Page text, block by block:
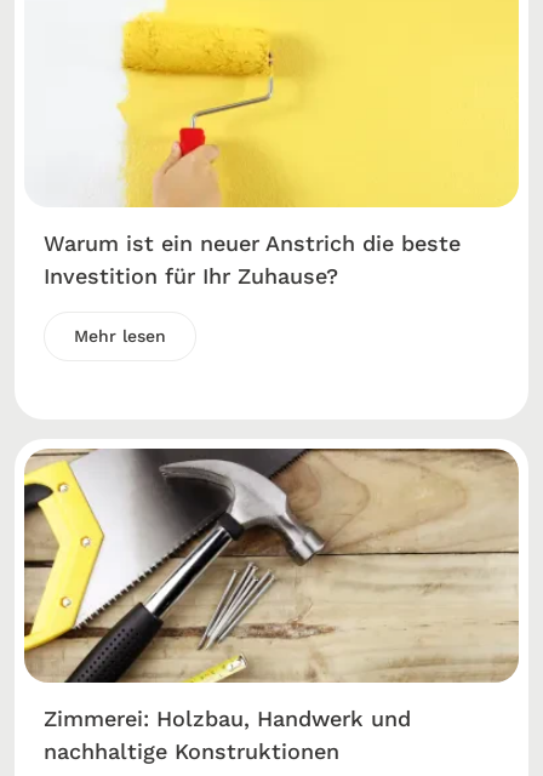
Warum ist ein neuer Anstrich die beste
Investition für Ihr Zuhause?
Mehr lesen
Zimmerei: Holzbau, Handwerk und
nachhaltige Konstruktionen